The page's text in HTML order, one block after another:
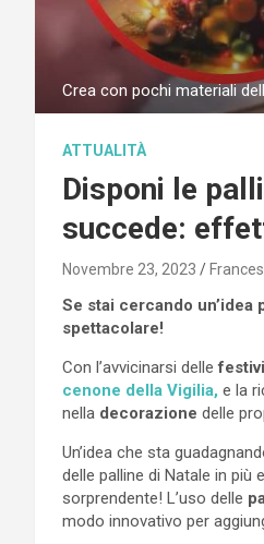
Crea con pochi materiali
ATTUALITÀ
Disponi le
succede:
Novembre 23, 2023
Se stai cercando
spettacolare!
Con l’avvicinarsi delle
cenone della Vigilia, e la
nella decorazione delle
Un’idea che sta
delle palline di Natale in più
sorprendente! L’uso delle
modo innovativo per